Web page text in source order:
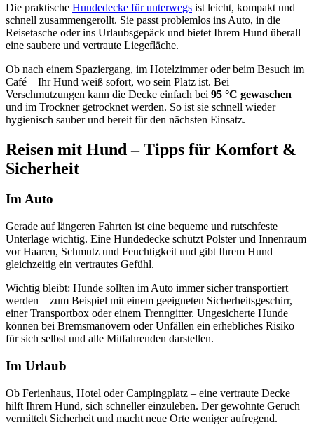
Die praktische Hundedecke für unterwegs ist leicht, kompakt und
schnell zusammengerollt. Sie passt problemlos ins Auto, in die
Reisetasche oder ins Urlaubsgepäck und bietet Ihrem Hund überall
eine saubere und vertraute Liegefläche.
Ob nach einem Spaziergang, im Hotelzimmer oder beim Besuch im
Café – Ihr Hund weiß sofort, wo sein Platz ist. Bei
Verschmutzungen kann die Decke einfach bei 95 °C gewaschen
und im Trockner getrocknet werden. So ist sie schnell wieder
hygienisch sauber und bereit für den nächsten Einsatz.
Reisen mit Hund – Tipps für Komfort &
Sicherheit
Im Auto
Gerade auf längeren Fahrten ist eine bequeme und rutschfeste
Unterlage wichtig. Eine Hundedecke schützt Polster und Innenraum
vor Haaren, Schmutz und Feuchtigkeit und gibt Ihrem Hund
gleichzeitig ein vertrautes Gefühl.
Wichtig bleibt: Hunde sollten im Auto immer sicher transportiert
werden – zum Beispiel mit einem geeigneten Sicherheitsgeschirr,
einer Transportbox oder einem Trenngitter. Ungesicherte Hunde
können bei Bremsmanövern oder Unfällen ein erhebliches Risiko
für sich selbst und alle Mitfahrenden darstellen.
Im Urlaub
Ob Ferienhaus, Hotel oder Campingplatz – eine vertraute Decke
hilft Ihrem Hund, sich schneller einzuleben. Der gewohnte Geruch
vermittelt Sicherheit und macht neue Orte weniger aufregend.